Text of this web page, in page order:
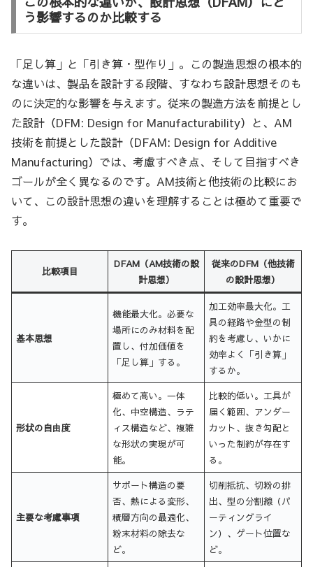
う影響するのか比較する
「足し算」と「引き算・型作り」。この製造思想の根本的
な違いは、製品を設計する段階、すなわち設計思想そのも
のに決定的な影響を与えます。従来の製造方法を前提とし
た設計（DFM: Design for Manufacturability）と、AM
技術を前提とした設計（DFAM: Design for Additive
Manufacturing）では、考慮すべき点、そして目指すべき
ゴールが全く異なるのです。AM技術と他技術の比較にお
いて、この設計思想の違いを理解することは極めて重要で
す。
比較項目
DFAM（AM技術の設
計思想）
従来のDFM（他技術
の設計思想）
基本思想
機能最大化。必要な
場所にのみ材料を配
置し、付加価値を
「足し算」する。
加工効率最大化。工
具の経路や金型の制
約を考慮し、いかに
効率よく「引き算」
するか。
形状の自由度
極めて高い。一体
化、中空構造、ラテ
ィス構造など、複雑
な形状の実現が可
能。
比較的低い。工具が
届く範囲、アンダー
カット、抜き勾配と
いった制約が存在す
る。
主要な考慮事項
サポート構造の要
否、熱による変形、
積層方向の最適化、
粉末材料の除去な
ど。
切削抵抗、切粉の排
出、型の分割線（パ
ーティングライ
ン）、ゲート位置な
ど。